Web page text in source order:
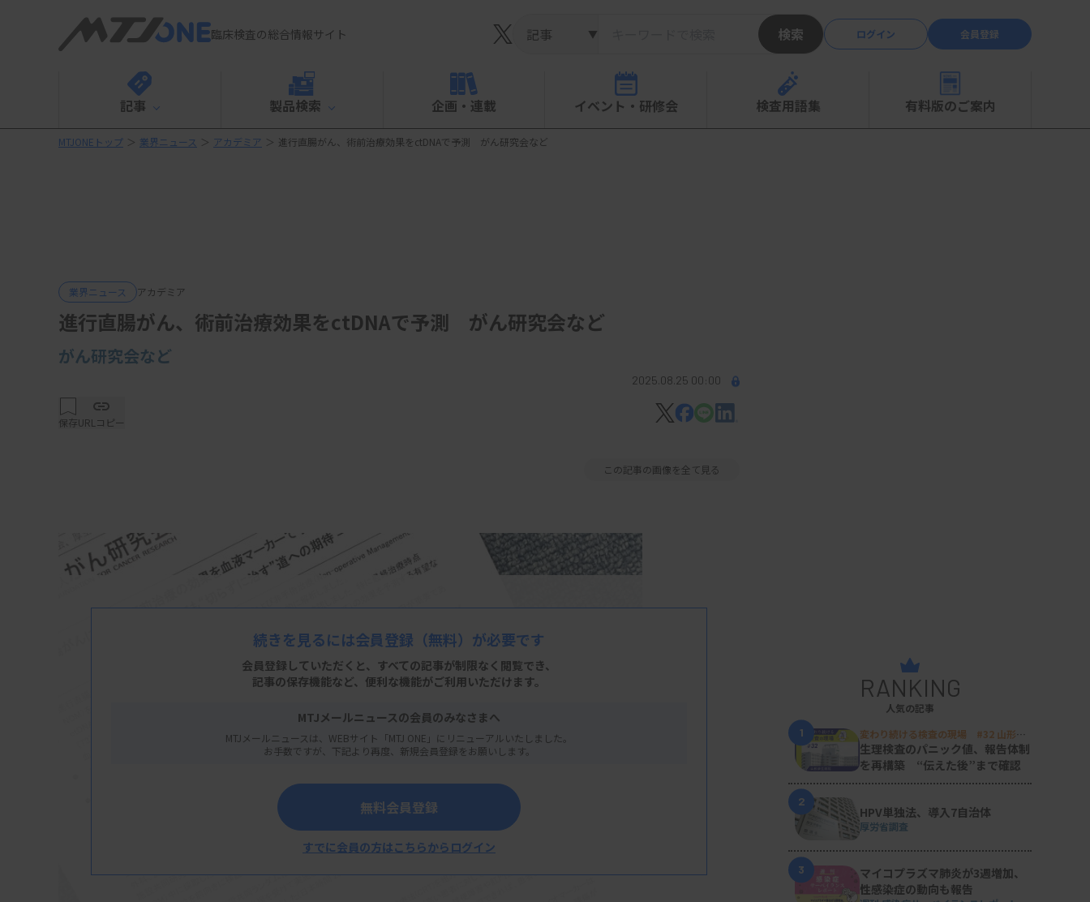
臨床検査の総合情報サイト ▼ 検索 ログイン 会員登録
記事 製品検索 企画・連載 イベント・研修会 検査用語集 有料版のご案内
MTJONEトップ ＞ 業界ニュース ＞ アカデミア ＞ 進行直腸がん、術前治療効果をctDNAで予測 がん研究会など
業界ニュース アカデミア
進行直腸がん、術前治療効果をctDNAで予測 がん研究会など
がん研究会など
2025.08.25 00:00
保存URLコピー
この記事の画像を全て見る
続きを見るには会員登録 （無料）が必要です
会員登録していただくと、すべての記事が制限なく閲覧でき、
記事の保存機能など、便利な機能がご利用いただけます。
MTJメールニュースの会員のみなさまへ
MTJメールニュースは、WEBサイト「MTJ ONE」にリニューアルいたしました。
お手数ですが、下記より再度、新規会員登録をお願いします。
無料会員登録
すでに会員の方はこちらからログイン
RANKING
人気の記事
1
変わり続ける検査の現場 #32 山形済
生病院
生理検査のパニック値、報告体制
を再構築 “伝えた後”まで確認
2
HPV単独法、導入7自治体
厚労省調査
3
マイコプラズマ肺炎が3週増加、
性感染症の動向も報告